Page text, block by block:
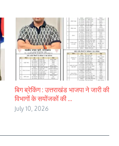
बिग ब्रेकिंग : उत्तराखंड भाजपा ने जारी की
विभागों के सयोंजकों की ...
July 10, 2026